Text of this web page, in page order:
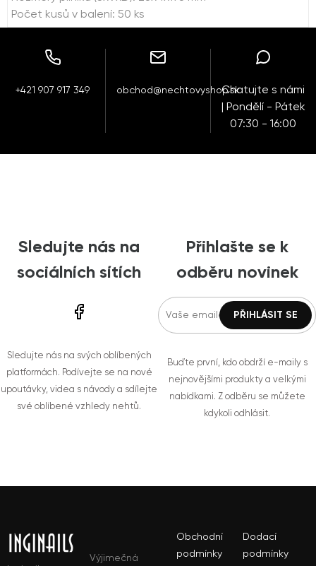
Počet kusů v balení: 50 ks
+421 907 917 349 obchod@nechtovyshop.skChatujte s námi
| Pondělí - Pátek
07:30 - 16:00
Sledujte nás na
sociálních sítích
Sledujte nás na svých oblíbených
platformách. Podívejte se na nové
upoutávky, videa s návody a sdílejte
své oblíbené vzhledy nehtů.
Přihlašte se k
odběru novinek
Buďte první, kdo obdrží e-maily s
nejnovějšími produkty a velkými
nabídkami. Z odběru se můžete
kdykoli odhlásit.
Výjimečná
Obchodní
podmínky
Dodací
podmínky